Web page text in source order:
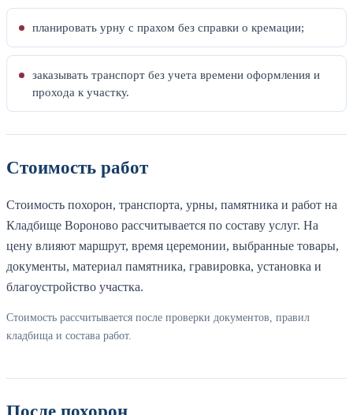
планировать урну с прахом без справки о кремации;
заказывать транспорт без учета времени оформления и
прохода к участку.
Стоимость работ
Стоимость похорон, транспорта, урны, памятника и работ на
Кладбище Вороново рассчитывается по составу услуг. На
цену влияют маршрут, время церемонии, выбранные товары,
документы, материал памятника, гравировка, установка и
благоустройство участка.
Стоимость рассчитывается после проверки документов, правил
кладбища и состава работ.